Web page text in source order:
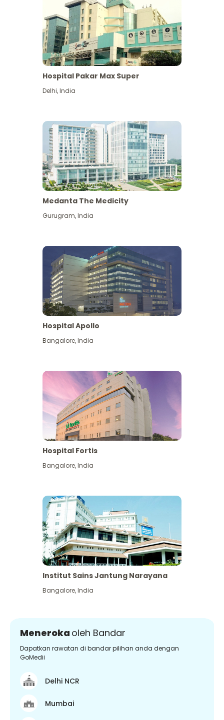
Hospital Pakar Max Super
Delhi,India
Medanta The Medicity
Gurugram,India
Hospital Apollo
Bangalore,India
Hospital Fortis
Bangalore,India
Institut Sains Jantung Narayana
Bangalore,India
Meneroka oleh Bandar
Dapatkan rawatan di bandar pilihan anda dengan
GoMedii
Delhi NCR
Mumbai